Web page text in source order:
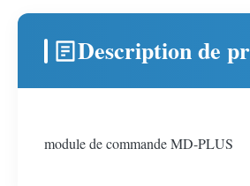
Description de
module de commande MD-PLUS